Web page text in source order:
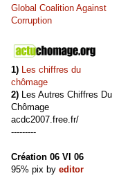
Global Coalition Against
Corruption
1) Les chiffres du
chômage
2) Les Autres Chiffres Du
Chômage
acdc2007.free.fr/
---------
Création 06 VI 06
95% pix by editor